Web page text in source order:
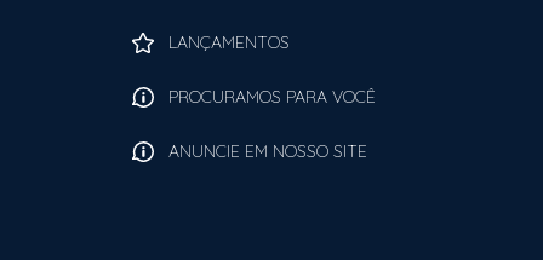
LANÇAMENTOS
PROCURAMOS PARA VOCÊ
ANUNCIE EM NOSSO SITE